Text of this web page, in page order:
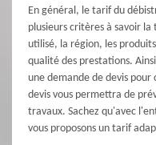
En général, le tarif du
plusieurs critères à savoir
utilisé, la région, les
qualité des prestations.
une demande de devis
devis vous permettra de
travaux. Sachez qu'avec
vous proposons un tarif